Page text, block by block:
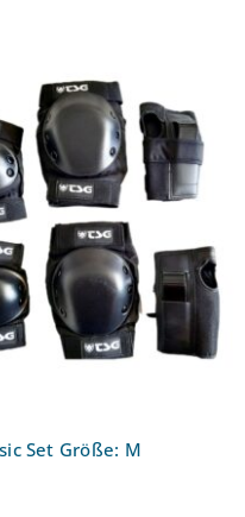
TSG Basic Set Größe: M
Set Größe: M